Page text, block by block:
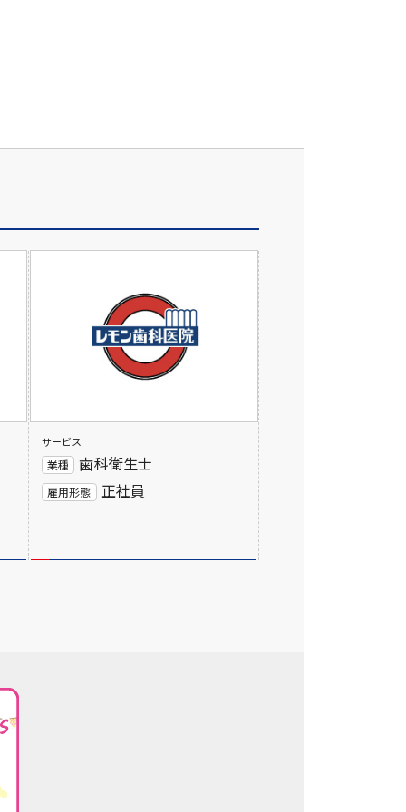
サービス
業種 歯科衛生士
雇用形態 正社員